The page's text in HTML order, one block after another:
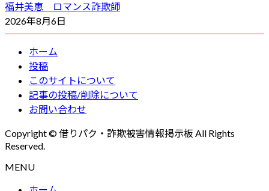
福井美恵 ロマンス詐欺師
2026年8月6日
ホーム
投稿
このサイトについて
記事の投稿/削除について
お問い合わせ
Copyright © 借りパク・詐欺被害情報掲示板 All Rights
Reserved.
MENU